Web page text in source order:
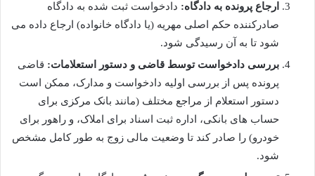
ارجاع پرونده به دادگاه: دادخواست ثبت شده به دادگاه
صادرکننده حکم اصلی مهریه (یا دادگاه خانواده) ارجاع داده می
شود تا به آن رسیدگی شود.
بررسی دادخواست توسط قاضی و دستور استعلامات: قاضی
پرونده پس از بررسی اولیه دادخواست و مدارک، ممکن است
دستور استعلام از مراجع مختلف (مانند بانک مرکزی برای
حساب های بانکی، اداره ثبت اسناد برای املاک، و راهور برای
خودرو) را صادر کند تا وضعیت مالی زوج به طور کامل مشخص
شود.